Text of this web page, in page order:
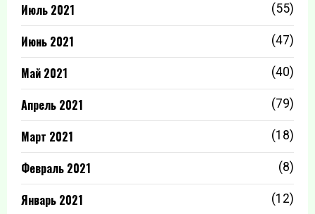
Июль 2021 (55)
Июнь 2021 (47)
Май 2021 (40)
Апрель 2021 (79)
Март 2021 (18)
Февраль 2021 (8)
Январь 2021 (12)